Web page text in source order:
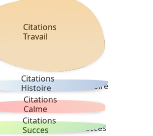
Citations
Travail
Citations
Histoire
Citations
Calme
Citations
Succes